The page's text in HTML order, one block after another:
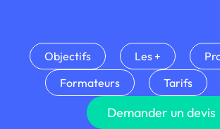
Nous contacter
Objectifs Les +
Formateurs
Tarifs
Demander un devis